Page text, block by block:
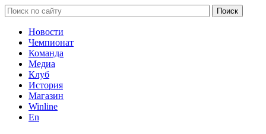
Новости
Чемпионат
Команда
Медиа
Клуб
История
Магазин
Winline
En